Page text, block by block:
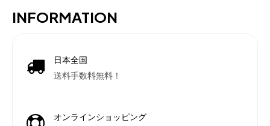
INFORMATION
日本全国
送料手数料無料！
オンラインショッピング